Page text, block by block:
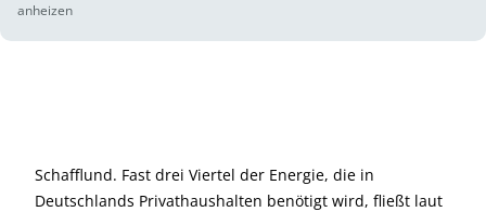
anheizen
Schafflund. Fast drei Viertel der Energie, die in
Deutschlands Privathaushalten benötigt wird, fließt laut